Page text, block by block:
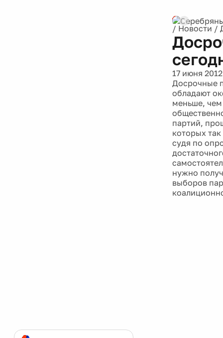
/ Новости /
17 июня 2012
Досрочные
обладают
меньше,
партий,
которых
судя по
нужно
выборов